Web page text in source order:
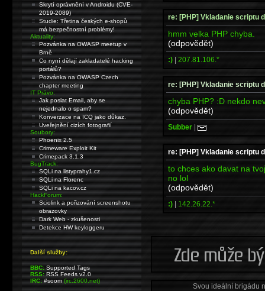
re: [PHP] Vkladanie scriptu
hmm velka PHP chyba.
(odpovědět)
:) | 207.81.106.*
re: [PHP] Vkladanie scriptu
chyba PHP? :D nekdo
(odpovědět)
Subber |
re: [PHP] Vkladanie scriptu
to chces ako davat na
no lol
(odpovědět)
:) | 142.26.22.*
Svou ideální brigádu
Skrytí oprávnění v Androidu (CVE-
2019-2089)
Studie: Třetina českých e-shopů
má bezpečnostní problémy!
Aktuality:
Pozvánka na OWASP meetup v
Brně
Co nyní dělají zakladatelé hacking
portálů?
Pozvánka na OWASP Czech
chapter meeting
IT Právo:
Jak poslat Email, aby se
nejednalo o spam?
Konverzace na ICQ jako důkaz.
Uveřejnění cizích fotografií
Soubory:
Phoenix 2.5
Crimeware Exploit Kit
Crimepack 3.1.3
BugTrack:
SQLi na listyprahy1.cz
SQLi na Florenc
SQLi na kacov.cz
HackForum:
Sciolink a pořizování screenshotu
obrazovky
Dark Web - zkušenosti
Detekce HW keyloggeru
Další služby:
BBC: Supported Tags
RSS: RSS Feeds v2.0
IRC: #soom(irc.2600.net)